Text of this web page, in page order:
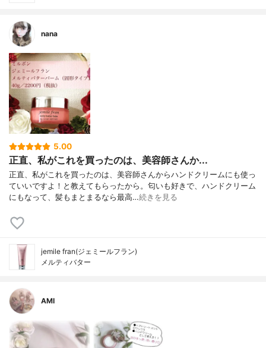
nana
5.00
正直、私がこれを買ったのは、美容師さんか...
正直、私がこれを買ったのは、美容師さんからハンドクリームにも使っ
ていいですよ！と教えてもらったから。匂いも好きで、ハンドクリーム
にもなって、髪もまとまるなら最高…続きを見る
jemile fran(ジェミールフラン)
メルティバター
AMI